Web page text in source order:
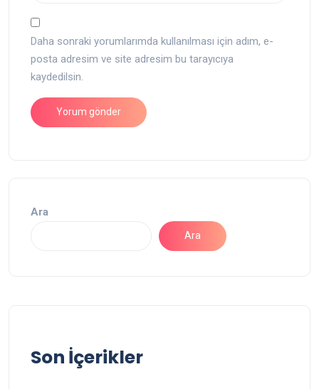
Daha sonraki yorumlarımda kullanılması için adım, e-
posta adresim ve site adresim bu tarayıcıya
kaydedilsin.
Ara
Ara
Son İçerikler